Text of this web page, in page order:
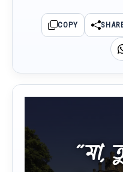
COPY
“মা,